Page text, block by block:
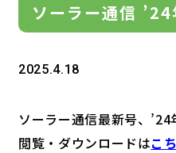
ソーラー通信
2025.4.18
ソーラー通信最新号、’24
閲覧・ダウンロードはこ